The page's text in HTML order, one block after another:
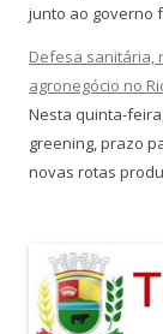
junto ao governo
Defesa sanitária,
agronegócio no
Nesta quinta-
greening, prazo
novas rotas